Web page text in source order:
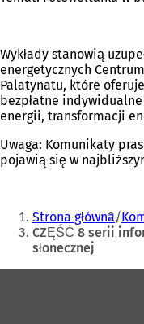
Wykłady stanowią
energetycznych
Palatynatu, które
bezpłatne
energii, transformacji
Uwaga: Komunikaty
pojawią się w
Jesteś
tutaj:
Strona główna
CZĘŚĆ 8 serii
słonecznej